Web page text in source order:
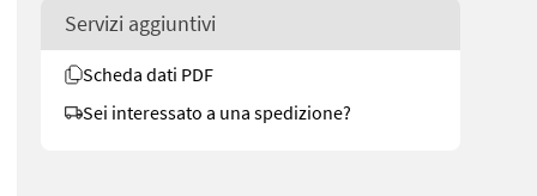
8742 for more images Specifications 13" Tips
Servizi aggiuntivi
Scheda dati PDF
Sei interessato a una spedizione?